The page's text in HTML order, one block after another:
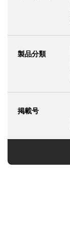
製品分類
掲載号